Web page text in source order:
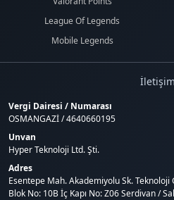
League Of Legends
Mobile Legends
İletişim
Vergi Dairesi / Numarası
OSMANGAZİ / 4640660195
Unvan
Hyper Teknoloji Ltd. Şti.
Adres
Esentepe Mah. Akademiyolu Sk.
Blok No: 10B İç Kapı No: Z06 Serdivan /